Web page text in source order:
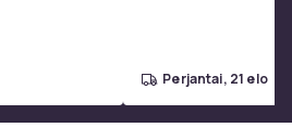
perjantai, 21 elo